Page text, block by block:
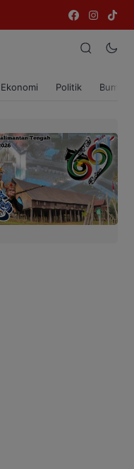
Ekonomi Politik Bumi